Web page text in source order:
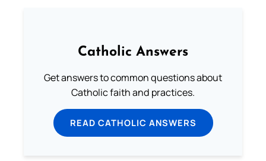
Catholic Answers
Get answers to common questions about
Catholic faith and practices.
READ CATHOLIC ANSWERS